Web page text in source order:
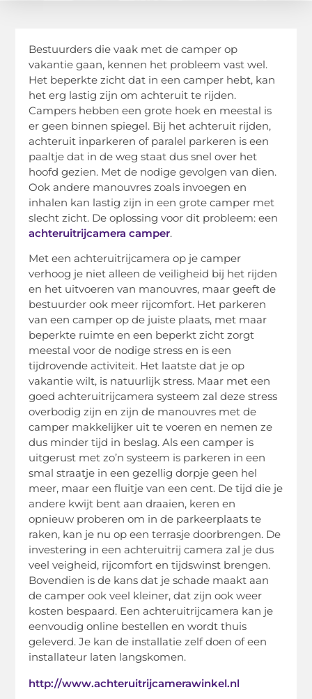
Bestuurders die vaak met de camper op
vakantie gaan, kennen het probleem vast wel.
Het beperkte zicht dat in een camper hebt, kan
het erg lastig zijn om achteruit te rijden.
Campers hebben een grote hoek en meestal is
er geen binnen spiegel. Bij het achteruit rijden,
achteruit inparkeren of paralel parkeren is een
paaltje dat in de weg staat dus snel over het
hoofd gezien. Met de nodige gevolgen van dien.
Ook andere manouvres zoals invoegen en
inhalen kan lastig zijn in een grote camper met
slecht zicht. De oplossing voor dit probleem: een
achteruitrijcamera camper.
Met een achteruitrijcamera op je camper
verhoog je niet alleen de veiligheid bij het rijden
en het uitvoeren van manouvres, maar geeft de
bestuurder ook meer rijcomfort. Het parkeren
van een camper op de juiste plaats, met maar
beperkte ruimte en een beperkt zicht zorgt
meestal voor de nodige stress en is een
tijdrovende activiteit. Het laatste dat je op
vakantie wilt, is natuurlijk stress. Maar met een
goed achteruitrijcamera systeem zal deze stress
overbodig zijn en zijn de manouvres met de
camper makkelijker uit te voeren en nemen ze
dus minder tijd in beslag. Als een camper is
uitgerust met zo’n systeem is parkeren in een
smal straatje in een gezellig dorpje geen hel
meer, maar een fluitje van een cent. De tijd die je
andere kwijt bent aan draaien, keren en
opnieuw proberen om in de parkeerplaats te
raken, kan je nu op een terrasje doorbrengen. De
investering in een achteruitrij camera zal je dus
veel veigheid, rijcomfort en tijdswinst brengen.
Bovendien is de kans dat je schade maakt aan
de camper ook veel kleiner, dat zijn ook weer
kosten bespaard. Een achteruitrijcamera kan je
eenvoudig online bestellen en wordt thuis
geleverd. Je kan de installatie zelf doen of een
installateur laten langskomen.
http://www.achteruitrijcamerawinkel.nl